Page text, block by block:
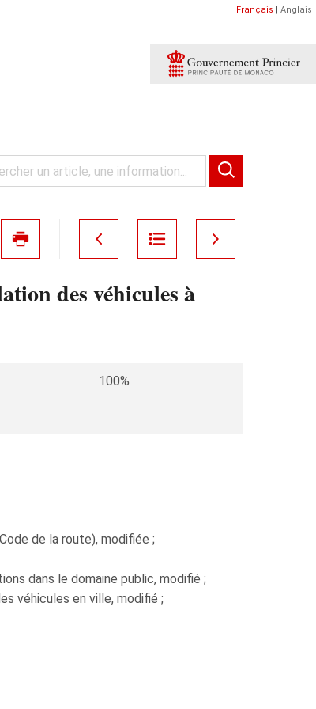
Français | Anglais
des véhicules à
100%
de la route), modifiée ;
dans le domaine public, modifié ;
véhicules en ville, modifié ;